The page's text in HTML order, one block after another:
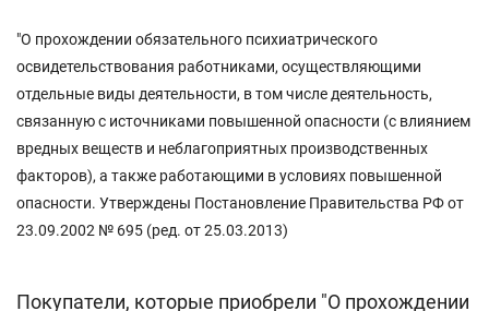
"О прохождении обязательного психиатрического
освидетельствования работниками, осуществляющими
отдельные виды деятельности, в том числе деятельность,
связанную с источниками повышенной опасности (с влиянием
вредных веществ и неблагоприятных производственных
факторов), а также работающими в условиях повышенной
опасности. Утверждены Постановление Правительства РФ от
23.09.2002 № 695 (ред. от 25.03.2013)
Покупатели, которые приобрели "О прохождении